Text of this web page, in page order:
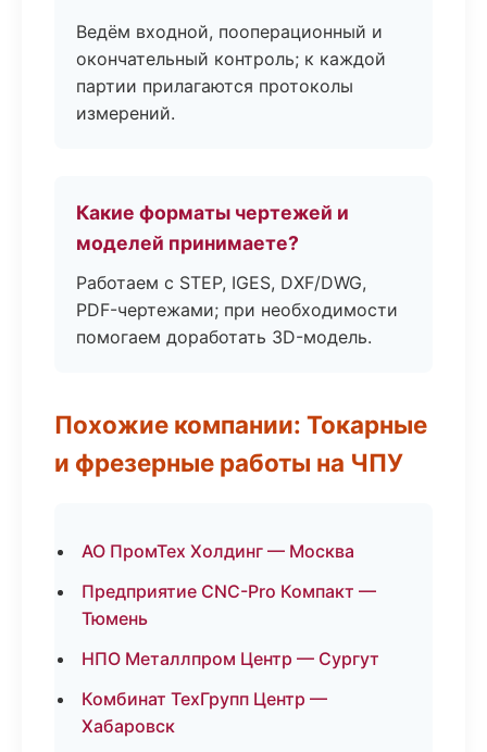
Ведём входной, пооперационный и
окончательный контроль; к каждой
партии прилагаются протоколы
измерений.
Какие форматы чертежей и
моделей принимаете?
Работаем с STEP, IGES, DXF/DWG,
PDF-чертежами; при необходимости
помогаем доработать 3D-модель.
Похожие компании: Токарные
и фрезерные работы на ЧПУ
АО ПромТех Холдинг — Москва
Предприятие CNC-Pro Компакт —
Тюмень
НПО Металлпром Центр — Сургут
Комбинат ТехГрупп Центр —
Хабаровск